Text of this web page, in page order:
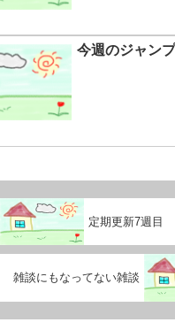
今週のジャン
定期更新7週目
雑談にもなってない雑談